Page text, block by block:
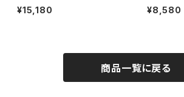
¥15,180 ¥8,580
商品一覧に戻る